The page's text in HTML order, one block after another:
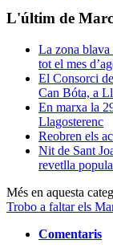
L'últim de
La zona blava
tot el mes
El Consorci
Can Bóta, a
En marxa la
Llagosterenc
Reobren els
Nit de Sant
revetlla
Més en aquesta
Trobo a faltar els
Comentaris